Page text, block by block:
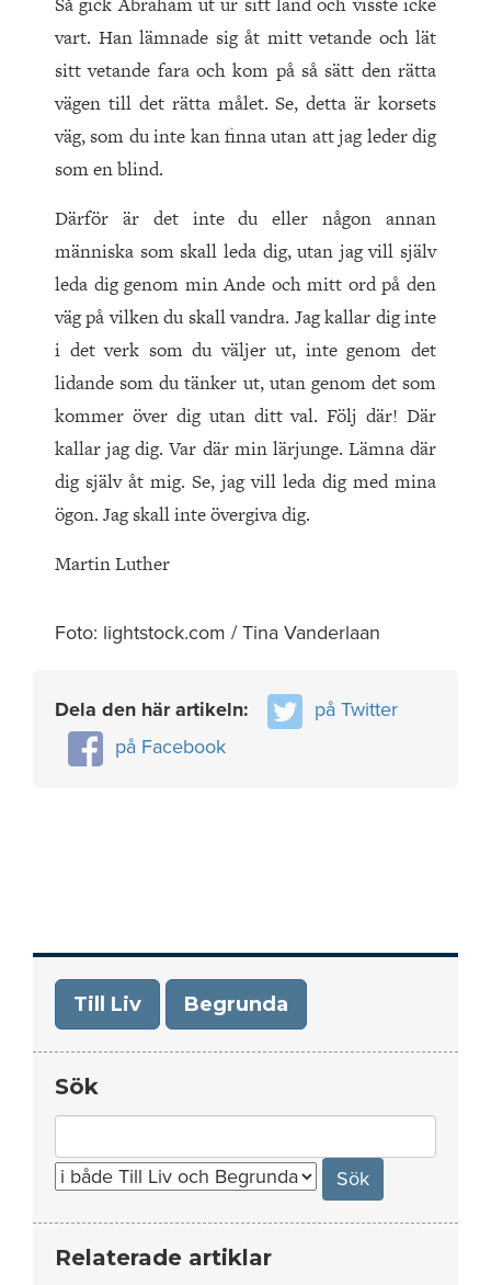
vart. Han lämnade sig åt mitt vetande och lät
sitt vetande fara och kom på så sätt den rätta
vägen till det rätta målet. Se, detta är korsets
väg, som du inte kan finna utan att jag leder dig
som en blind.
Därför är det inte du eller någon annan
människa som skall leda dig, utan jag vill själv
leda dig genom min Ande och mitt ord på den
väg på vilken du skall vandra. Jag kallar dig inte
i det verk som du väljer ut, inte genom det
lidande som du tänker ut, utan genom det som
kommer över dig utan ditt val. Följ där! Där
kallar jag dig. Var där min lärjunge. Lämna där
dig själv åt mig. Se, jag vill leda dig med mina
ögon. Jag skall inte övergiva dig.
Martin Luther
Foto: lightstock.com / Tina Vanderlaan
Dela den här artikeln:
på Twitter
på Facebook
Till Liv Begrunda
Sök
for:
Relaterade artiklar